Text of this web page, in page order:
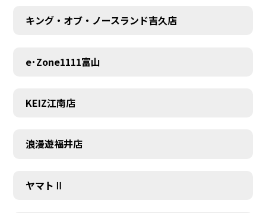
キング・オブ・ノースランド吉久店
e･Zone1111富山
KEIZ江南店
浪漫遊福井店
ヤマトⅡ